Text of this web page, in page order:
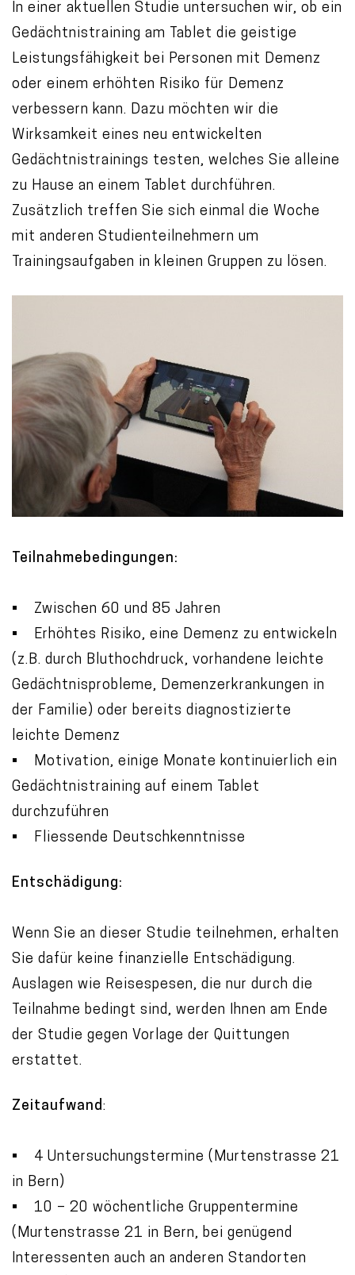
In einer aktuellen Studie untersuchen wir, ob ein
Gedächtnistraining am Tablet die geistige
Leistungsfähigkeit bei Personen mit Demenz
oder einem erhöhten Risiko für Demenz
verbessern kann. Dazu möchten wir die
Wirksamkeit eines neu entwickelten
Gedächtnistrainings testen, welches Sie alleine
zu Hause an einem Tablet durchführen.
Zusätzlich treffen Sie sich einmal die Woche
mit anderen Studienteilnehmern um
Trainingsaufgaben in kleinen Gruppen zu lösen.
Teilnahmebedingungen:
• Zwischen 60 und 85 Jahren
• Erhöhtes Risiko, eine Demenz zu entwickeln
(z.B. durch Bluthochdruck, vorhandene leichte
Gedächtnisprobleme, Demenzerkrankungen in
der Familie) oder bereits diagnostizierte
leichte Demenz
• Motivation, einige Monate kontinuierlich ein
Gedächtnistraining auf einem Tablet
durchzuführen
• Fliessende Deutschkenntnisse
Entschädigung:
Wenn Sie an dieser Studie teilnehmen, erhalten
Sie dafür keine finanzielle Entschädigung.
Auslagen wie Reisespesen, die nur durch die
Teilnahme bedingt sind, werden Ihnen am Ende
der Studie gegen Vorlage der Quittungen
erstattet.
Zeitaufwand:
• 4 Untersuchungstermine (Murtenstrasse 21
in Bern)
• 10 – 20 wöchentliche Gruppentermine
(Murtenstrasse 21 in Bern, bei genügend
Interessenten auch an anderen Standorten